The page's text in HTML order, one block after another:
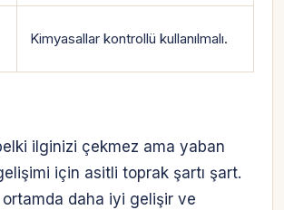
Kimyasallar kontrollü kullanılmalı.
ilginizi çekmez ama yaban
için asitli toprak şartı şart.
ortamda daha iyi gelişir ve